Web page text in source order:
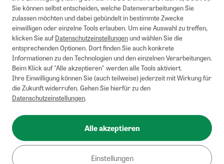
Sie können selbst entscheiden, welche Datenverarbeitungen Sie
zulassen möchten und dabei gebündelt in bestimmte Zwecke
einwilligen oder einzelne Tools erlauben. Um eine Auswahl zu treffen,
klicken Sie aufDatenschutzeinstellungenund wählen Sie die
entsprechenden Optionen. Dort finden Sie auch konkrete
Informationen zu den Technologien und den einzelnen Verarbeitungen.
Beim Klick auf "Alle akzeptieren" werden alle Tools aktiviert.
Ihre Einwilligung können Sie (auch teilweise) jederzeit mit Wirkung für
die Zukunft widerrufen. Gehen Sie hierfür zu den
Datenschutzeinstellungen.
Alle akzeptieren
Einstellungen